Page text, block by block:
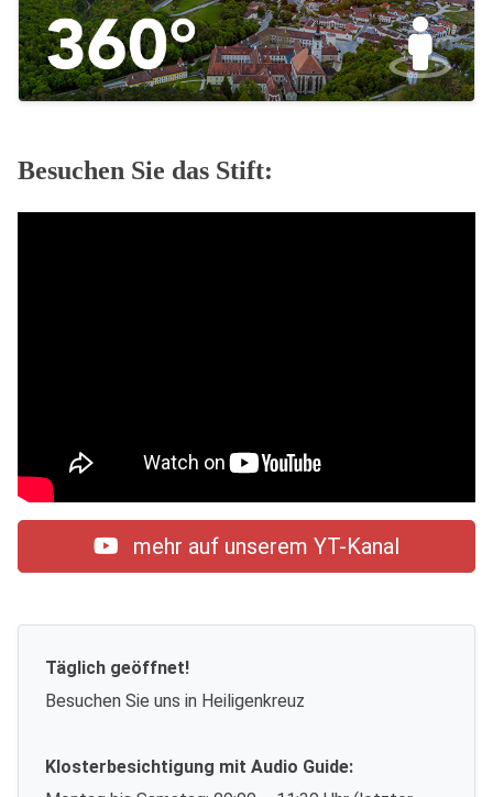
Besuchen Sie das Stift:
mehr auf unserem YT-Kanal
Täglich geöffnet!
Besuchen Sie uns in Heiligenkreuz
Klosterbesichtigung mit Audio Guide: